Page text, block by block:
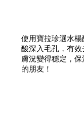
使用寶拉珍選水
酸深入毛孔，有
膚況變得穩定，
的朋友！